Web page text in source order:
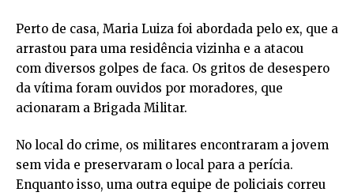
Perto de casa, Maria Luiza foi abordada pelo ex, que a
arrastou para uma residência vizinha e a atacou
com diversos golpes de faca. Os gritos de desespero
da vítima foram ouvidos por moradores, que
acionaram a Brigada Militar.
No local do crime, os militares encontraram a jovem
sem vida e preservaram o local para a perícia.
Enquanto isso, uma outra equipe de policiais correu